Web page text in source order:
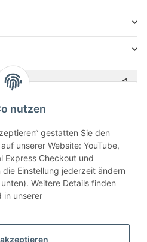
IhrerDatenschutzerklärung
USt., zzgl.
nutzen
gestatten Sie den
unserer Website: YouTube,
Express Checkout und
Einstellung jederzeit ändern
Weitere Details finden
in unserer